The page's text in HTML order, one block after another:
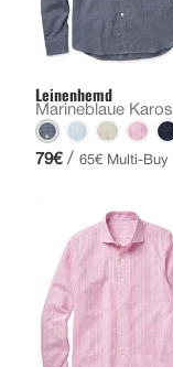
Leinenhemd
Marineblaue Karos
79€ / 65€ Multi-Buy